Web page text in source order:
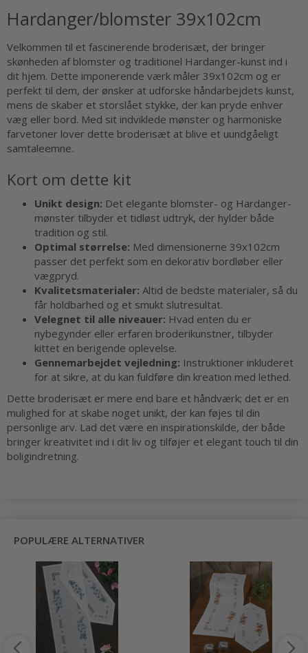
Hardanger/blomster 39x102cm
Velkommen til et fascinerende broderisæt, der bringer
skønheden af blomster og traditionel Hardanger-kunst ind i
dit hjem. Dette imponerende værk måler 39x102cm og er
perfekt til dem, der ønsker at udforske håndarbejdets kunst,
mens de skaber et storslået stykke, der kan pryde enhver
væg eller bord. Med sit indviklede mønster og harmoniske
farvetoner lover dette broderisæt at blive et uundgåeligt
samtaleemne.
Kort om dette kit
Unikt design: Det elegante blomster- og Hardanger-
mønster tilbyder et tidløst udtryk, der hylder både
tradition og stil.
Optimal størrelse: Med dimensionerne 39x102cm
passer det perfekt som en dekorativ bordløber eller
vægpryd.
Kvalitetsmaterialer: Altid de bedste materialer, så du
får holdbarhed og et smukt slutresultat.
Velegnet til alle niveauer: Hvad enten du er
nybegynder eller erfaren broderikunstner, tilbyder
kittet en berigende oplevelse.
Gennemarbejdet vejledning: Instruktioner inkluderet
for at sikre, at du kan fuldføre din kreation med lethed.
Dette broderisæt er mere end bare et håndværk; det er en
mulighed for at skabe noget unikt, der kan føjes til din
personlige arv. Lad det være en inspirationskilde, der både
bringer kreativitet ind i dit liv og tilføjer et elegant touch til din
boligindretning.
POPULÆRE ALTERNATIVER